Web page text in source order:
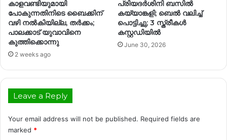
കാളവണ്ടിയുമായി
പോകുന്നതിനിടെ ബൈക്കിന്
വഴി നൽകിയില്ല, തർക്കം;
പാലക്കാട് യുവാവിനെ
കുത്തിക്കൊന്നു
2 weeks ago
പ്രിയദർശിനി ബസിൽ
കയ്യാങ്കളി; ബെൽ വലിച്ച്
പൊട്ടിച്ചു; 3 സ്ത്രീകള്‍
കസ്റ്റഡിയില്‍
June 30, 2026
Leave a Reply
Your email address will not be published. Required fields are
marked *